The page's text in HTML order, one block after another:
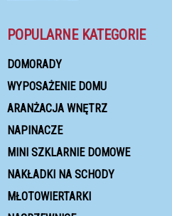
POPULARNE KATEGORIE
DOMORADY
WYPOSAŻENIE DOMU
ARANŻACJA WNĘTRZ
NAPINACZE
MINI SZKLARNIE DOMOWE
NAKŁADKI NA SCHODY
MŁOTOWIERTARKI